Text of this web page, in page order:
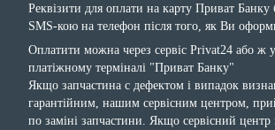
Реквізити для оплати на карту Приват Банку
SMS-кою на телефон після того, як Ви
Оплатити можна через сервіс Privat24 або ж
платіжному терміналі "Приват Банку"
Якщо запчастина с дефектом і випадок
гарантійним, нашим сервісним центром,
по заміні запчастини. Якщо сервісний